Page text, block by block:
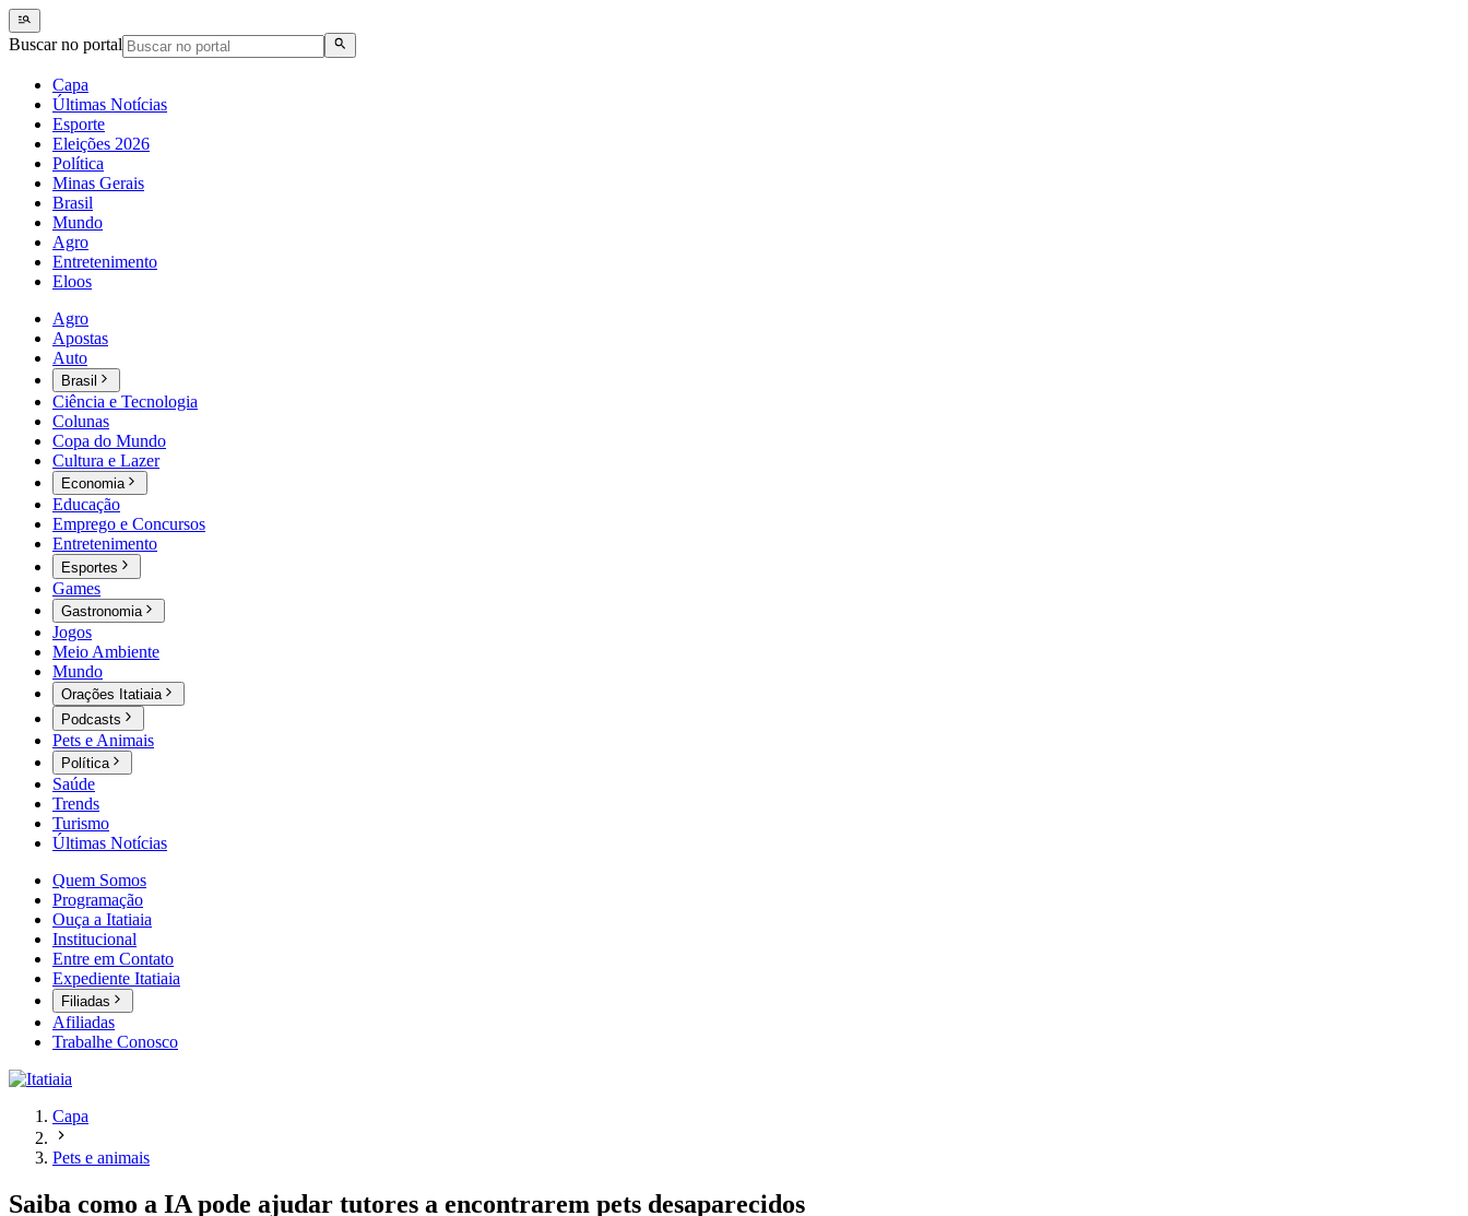
Buscar no portal
Capa
Últimas Notícias
Esporte
Eleições 2026
Política
Minas Gerais
Brasil
Mundo
Agro
Entretenimento
Eloos
Agro
Apostas
Auto
Brasil
Ciência e Tecnologia
Colunas
Copa do Mundo
Cultura e Lazer
Economia
Educação
Emprego e Concursos
Entretenimento
Esportes
Games
Gastronomia
Jogos
Meio Ambiente
Mundo
Orações Itatiaia
Podcasts
Pets e Animais
Política
Saúde
Trends
Turismo
Últimas Notícias
Quem Somos
Programação
Ouça a Itatiaia
Institucional
Entre em Contato
Expediente Itatiaia
Filiadas
Afiliadas
Trabalhe Conosco
Capa
Pets e animais
Saiba como a IA pode ajudar tutores a encontrarem pets desaparecidos